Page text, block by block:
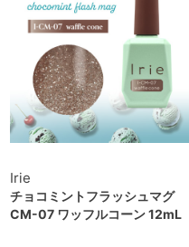
Irie
チョコミントフラッシュマグ
CM-07 ワッフルコーン 12mL